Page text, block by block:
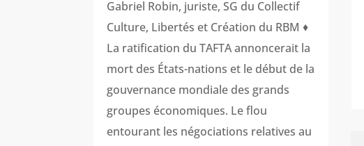
Gabriel Robin, juriste, SG du Collectif
Culture, Libertés et Création du RBM ♦
La ratification du TAFTA annoncerait la
mort des États-nations et le début de la
gouvernance mondiale des grands
groupes économiques. Le flou
entourant les négociations relatives au